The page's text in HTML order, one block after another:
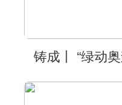
铸成丨 “绿动